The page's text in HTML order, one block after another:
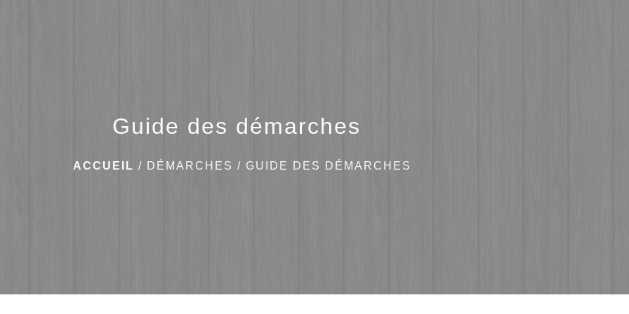
Guide des démarches
ACCUEIL / DÉMARCHES / GUIDE DES DÉMARCHES